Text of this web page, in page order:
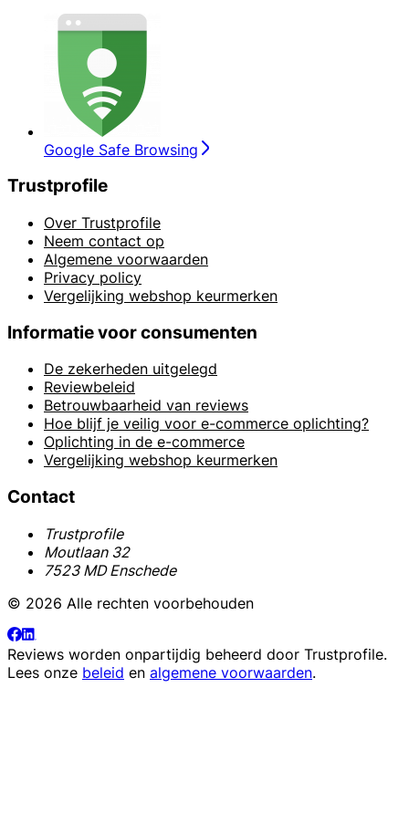
Google Safe Browsing
Trustprofile
Over Trustprofile
Neem contact op
Algemene voorwaarden
Privacy policy
Vergelijking webshop keurmerken
Informatie voor consumenten
De zekerheden uitgelegd
Reviewbeleid
Betrouwbaarheid van reviews
Hoe blijf je veilig voor e-commerce oplichting?
Oplichting in de e-commerce
Vergelijking webshop keurmerken
Contact
Trustprofile
Moutlaan 32
7523 MD Enschede
© 2026 Alle rechten voorbehouden
Reviews worden onpartijdig beheerd door Trustprofile.
Lees onze beleid en algemene voorwaarden.